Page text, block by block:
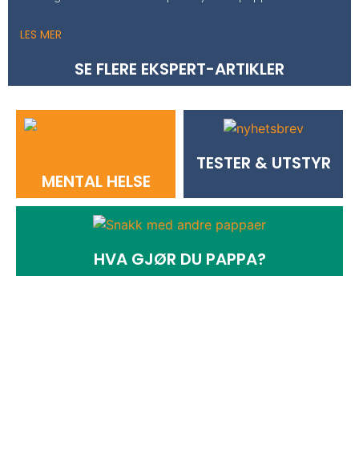
MENTAL HELSE
TESTER & UTSTYR
HVA GJØR DU PAPPA?
LES MER
SE FLERE EKSPERT-ARTIKLER